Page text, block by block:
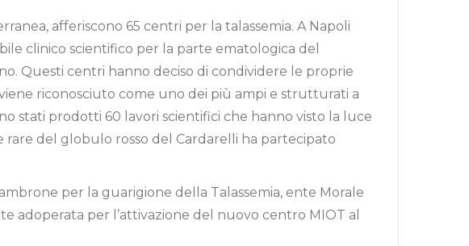
afferiscono 65 centri per la talassemia. A Napoli
clinico scientifico per la parte ematologica del
Questi centri hanno deciso di condividere le proprie
riconosciuto come uno dei più ampi e strutturati a
stati prodotti 60 lavori scientifici che hanno visto la luce
del globulo rosso del Cardarelli ha partecipato
per la guarigione della Talassemia, ente Morale
adoperata per l’attivazione del nuovo centro MIOT al